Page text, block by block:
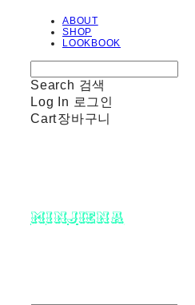
ABOUT
SHOP
LOOKBOOK
Search 검색
Log In 로그인
Cart장바구니
minjiena